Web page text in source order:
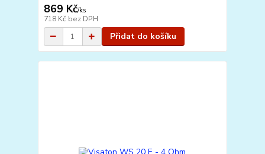
869 Kč/ks
718 Kč bez DPH
Přidat do košíku